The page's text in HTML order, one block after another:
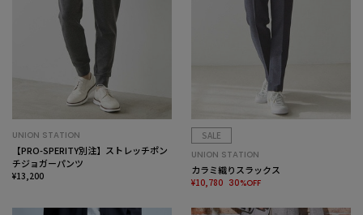
UNION STATION
【PRO-SPERITY別注】ストレッチポン
チジョガーパンツ
¥13,200
SALE
UNION STATION
カラミ織りスラックス
¥10,780 30%OFF